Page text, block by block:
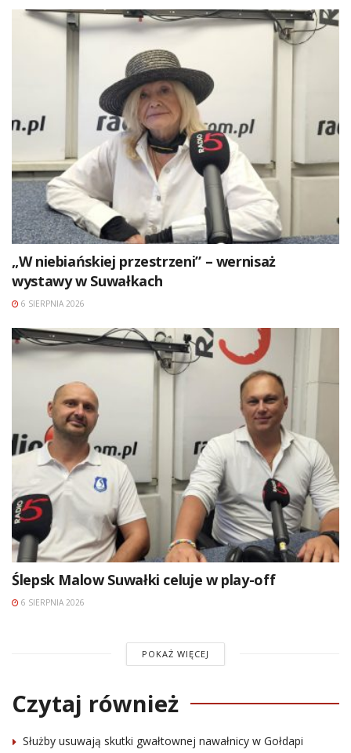
„W niebiańskiej przestrzeni” – wernisaż
wystawy w Suwałkach
6 SIERPNIA 2026
Ślepsk Malow Suwałki celuje w play-off
6 SIERPNIA 2026
POKAŻ WIĘCEJ
Czytaj również
Służby usuwają skutki gwałtownej nawałnicy w Gołdapi